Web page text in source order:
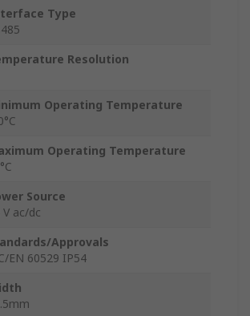
Type
Resolution
Operating Temperature
Operating Temperature
Source
V ac/dc
Approvals
EN 60529 IP54